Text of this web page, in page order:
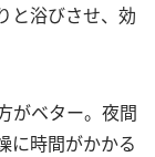
と浴びさせ、効
がベター。夜間
に時間がかかる